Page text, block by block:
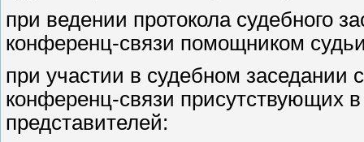
при ведении протокола судебного
конференц-связи помощником
при участии в судебном
конференц-связи присутствующих
представителей: